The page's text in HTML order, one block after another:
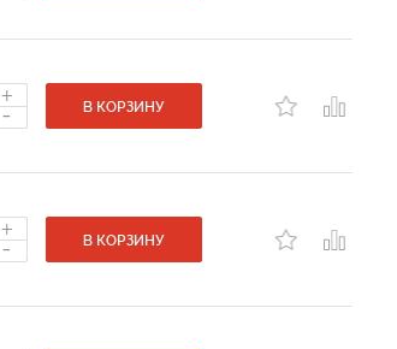
+
- В КОРЗИНУ
+
- В КОРЗИНУ